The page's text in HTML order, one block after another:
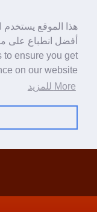
هذا الموقع
أفضل انطباع على
to ensure you get
on our website
More للمزيد